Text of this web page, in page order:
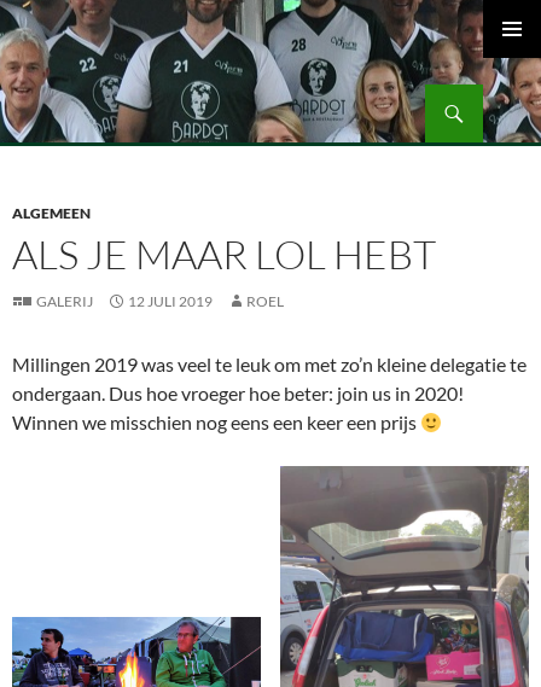
Ga
naar
de
inhoud
Volleybalvereniging Vips Bardot
Zoeken
MENU
ALGEMEEN
ALS JE MAAR LOL HEBT
GALERIJ 12 JULI 2019 ROEL
Millingen 2019 was veel te leuk om met zo’n kleine delegatie te
ondergaan. Dus hoe vroeger hoe beter: join us in 2020!
Winnen we misschien nog eens een keer een prijs